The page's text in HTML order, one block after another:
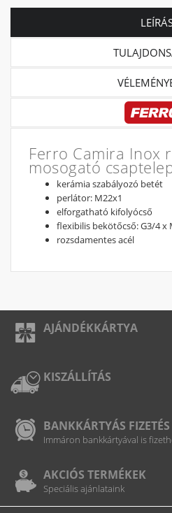
Ferro Camira Inox
mosogató
kerámia szabályozó betét
perlátor: M22x1
elforgatható kifolyócső
flexibilis bekötőcső: G3/4 x
rozsdamentes acél
AJÁNDÉKKÁRTYA
KISZÁLLÍTÁS
BANKKÁRTYÁS FIZETÉS
Immáron bankkártyával is
AKCIÓS TERMÉKEK
Speciális ajánlataink